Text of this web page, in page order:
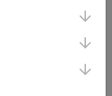
was
in de